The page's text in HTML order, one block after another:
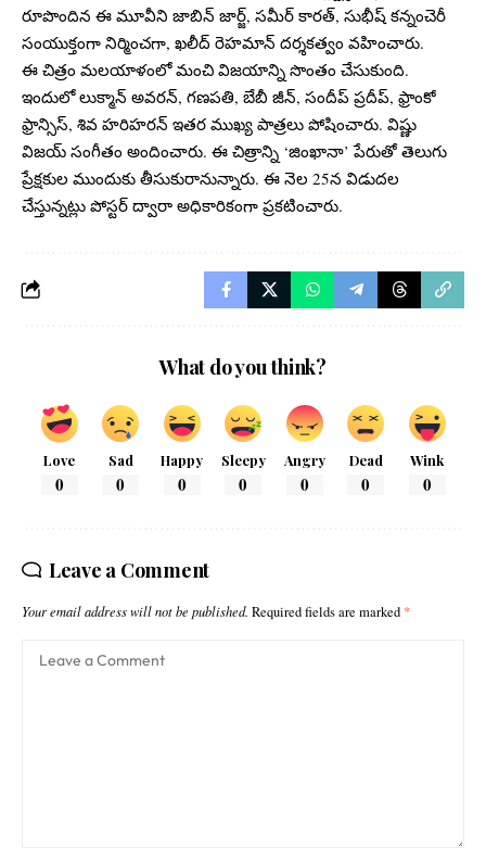
రూపొందిన ఈ మూవీని జాబిన్ జార్జ్, సమీర్ కారత్, సుభీష్ కన్నంచెరీ
సంయుక్తంగా నిర్మించగా, ఖలీద్ రెహమాన్ దర్శకత్వం వహించారు.
ఈ చిత్రం మలయాళంలో మంచి విజయాన్ని సొంతం చేసుకుంది.
ఇందులో లుక్మాన్ అవరన్, గణపతి, బేబీ జీన్, సందీప్ ప్రదీప్, ఫ్రాంకో
ఫ్రాన్సిస్, శివ హరిహరన్ ఇతర ముఖ్య పాత్రలు పోషించారు. విష్ణు
విజయ్ సంగీతం అందించారు. ఈ చిత్రాన్ని ‘జింఖానా’ పేరుతో తెలుగు
ప్రేక్షకుల ముందుకు తీసుకురానున్నారు. ఈ నెల 25న విడుదల
చేస్తున్నట్లు పోస్టర్ ద్వారా అధికారికంగా ప్రకటించారు.
What do you think?
Love
0
Sad
0
Happy
0
Sleepy
0
Angry
0
Dead
0
Wink
0
Leave a Comment
Your email address will not be published. Required fields are marked *